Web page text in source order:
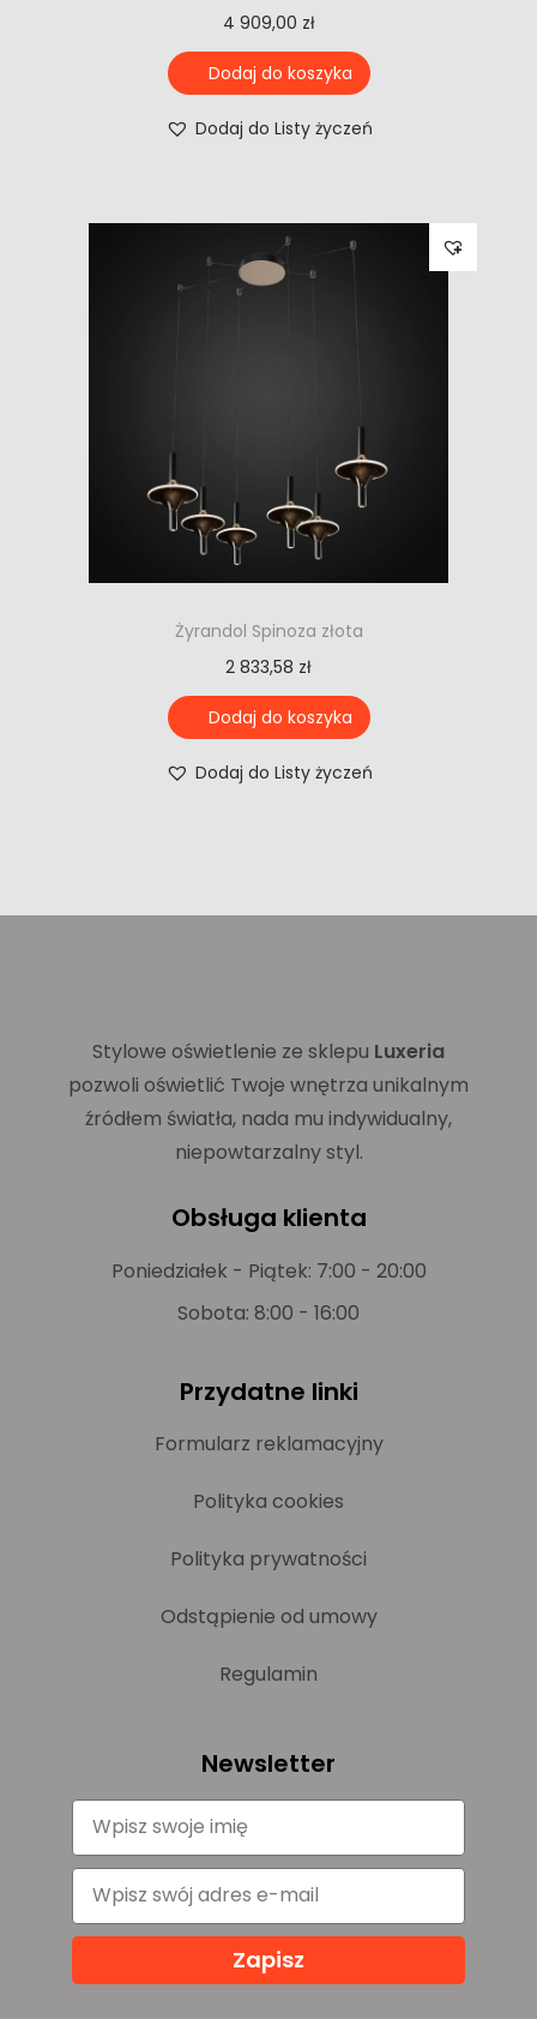
4 909,00 zł
Dodaj do koszyka
Dodaj do Listy życzeń
Żyrandol Spinoza złota
2 833,58 zł
Dodaj do koszyka
Dodaj do Listy życzeń
Stylowe oświetlenie ze sklepu Luxeria
pozwoli oświetlić Twoje wnętrza unikalnym
źródłem światła, nada mu indywidualny,
niepowtarzalny styl.
Obsługa klienta
Poniedziałek - Piątek: 7:00 - 20:00
Sobota: 8:00 - 16:00
Przydatne linki
Formularz reklamacyjny
Polityka cookies
Polityka prywatności
Odstąpienie od umowy
Regulamin
Newsletter
Zapisz